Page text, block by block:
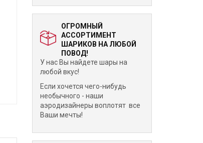
ОГРОМНЫЙ
АССОРТИМЕНТ
ШАРИКОВ НА ЛЮБОЙ
ПОВОД!
У нас Вы найдете шары на
любой вкус!
Если хочется чего-нибудь
необычного - наши
аэродизайнеры воплотят все
Ваши мечты!